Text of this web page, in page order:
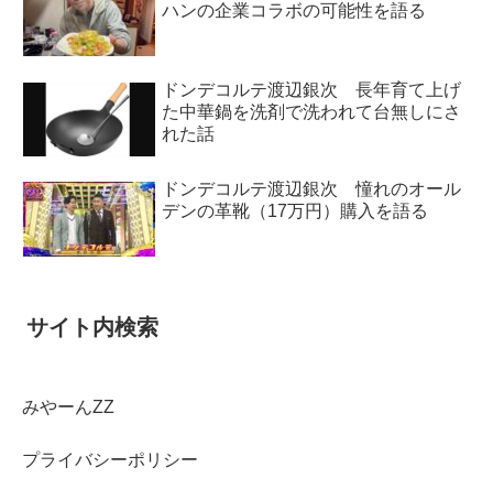
ハンの企業コラボの可能性を語る
ドンデコルテ渡辺銀次 長年育て上げ
た中華鍋を洗剤で洗われて台無しにさ
れた話
ドンデコルテ渡辺銀次 憧れのオール
デンの革靴（17万円）購入を語る
サイト内検索
みやーんZZ
プライバシーポリシー